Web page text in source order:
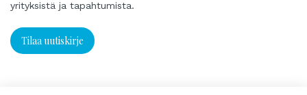
yrityksistä ja tapahtumista.
Tilaa uutiskirje